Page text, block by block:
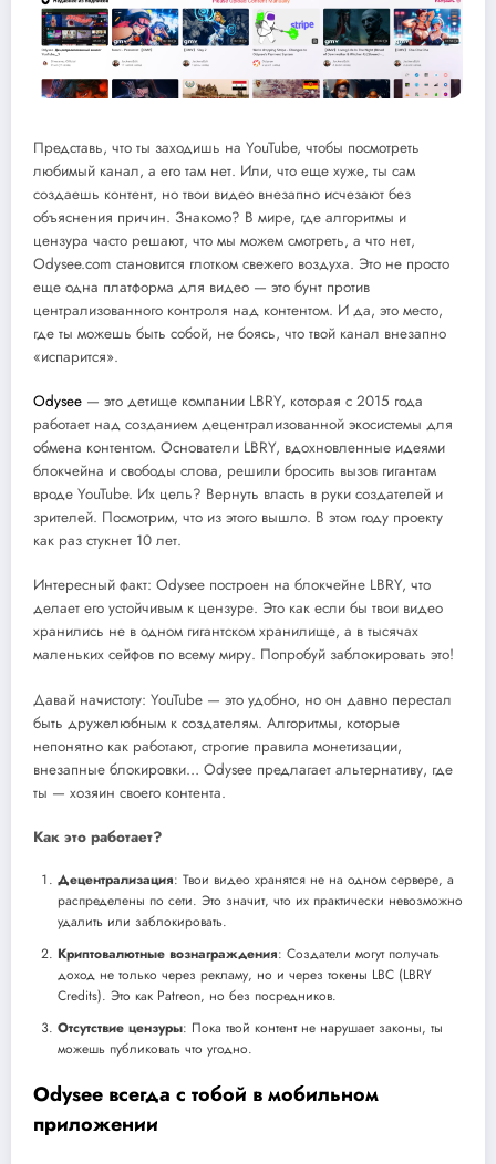
Представь, что ты заходишь на YouTube, чтобы посмотреть
любимый канал, а его там нет. Или, что еще хуже, ты сам
создаешь контент, но твои видео внезапно исчезают без
объяснения причин. Знакомо? В мире, где алгоритмы и
цензура часто решают, что мы можем смотреть, а что нет,
Odysee.com становится глотком свежего воздуха. Это не просто
еще одна платформа для видео — это бунт против
централизованного контроля над контентом. И да, это место,
где ты можешь быть собой, не боясь, что твой канал внезапно
«испарится».
Odysee — это детище компании LBRY, которая с 2015 года
работает над созданием децентрализованной экосистемы для
обмена контентом. Основатели LBRY, вдохновленные идеями
блокчейна и свободы слова, решили бросить вызов гигантам
вроде YouTube. Их цель? Вернуть власть в руки создателей и
зрителей. Посмотрим, что из этого вышло. В этом году проекту
как раз стукнет 10 лет.
Интересный факт: Odysee построен на блокчейне LBRY, что
делает его устойчивым к цензуре. Это как если бы твои видео
хранились не в одном гигантском хранилище, а в тысячах
маленьких сейфов по всему миру. Попробуй заблокировать это!
Давай начистоту: YouTube — это удобно, но он давно перестал
быть дружелюбным к создателям. Алгоритмы, которые
непонятно как работают, строгие правила монетизации,
внезапные блокировки… Odysee предлагает альтернативу, где
ты — хозяин своего контента.
Как это работает?
Децентрализация: Твои видео хранятся не на одном сервере, а
распределены по сети. Это значит, что их практически невозможно
удалить или заблокировать.
Криптовалютные вознаграждения: Создатели могут получать
доход не только через рекламу, но и через токены LBC (LBRY
Credits). Это как Patreon, но без посредников.
Отсутствие цензуры: Пока твой контент не нарушает законы, ты
можешь публиковать что угодно.
Odysee всегда с тобой в мобильном
приложении